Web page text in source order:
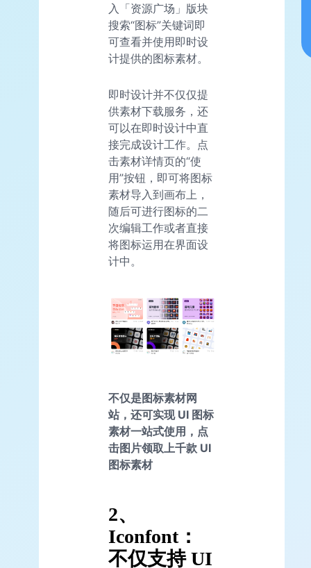
入「资源广场」版块
搜索“图标”关键词即
可查看并使用即时设
计提供的图标素材。
即时设计并不仅仅提
供素材下载服务，还
可以在即时设计中直
接完成设计工作。点
击素材详情页的“使
用”按钮，即可将图标
素材导入到画布上，
随后可进行图标的二
次编辑工作或者直接
将图标运用在界面设
计中。
不仅是图标素材网
站，还可实现 UI 图标
素材一站式使用，点
击图片领取上千款 UI
图标素材
2、
Iconfont：
不仅支持 UI